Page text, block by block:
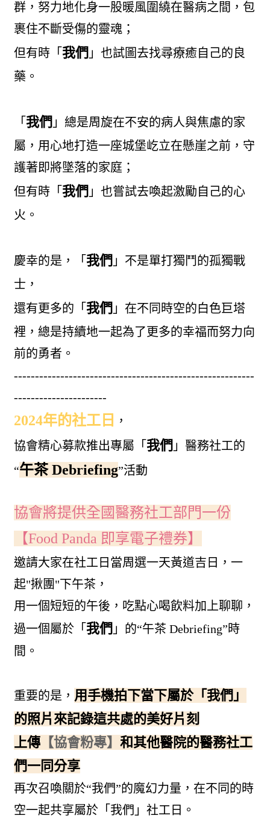
群，努力地化身一股暖風圍繞在醫病之間，包
裹住不斷受傷的靈魂；
但有時「 我們 」也試圖去找尋療癒自己的良
藥。
「 我們 」總是周旋在不安的病人與焦慮的家
屬，用心地打造一座城堡屹立在懸崖之前，守
護著即將墜落的家庭；
但有時「 我們 」也嘗試去喚起激勵自己的心
火。
慶幸的是，「 我們 」不是單打獨鬥的孤獨戰
士，
還有更多的「 我們 」 在不同時空的白色巨塔
裡，總是持續地一起為了更多的幸福而努力向
前的勇者。
---------------------------------------------------------
----------------------
2024年的社工日
，
協會精心募款推出專屬「 我們 」醫務社工的
“午茶 Debriefing”活動
協會將提供全國醫務社工部門一份
【Food Panda 即享電子禮券】
邀請大家在社工日當周選一天黃道吉日，一
起"揪團"下午茶，
用一個短短的午後，吃點心喝飲料加上聊聊，
過一個屬於「 我們 」的“午茶 Debriefing”時
間。
重要的是， 用手機拍下當下屬於「我們」
的照片來記錄這共處的美好片刻
上傳 【協會粉專】 和其他醫院的醫務社工
們一同分享
再次召喚關於“我們”的魔幻力量，在不同的時
空一起共享屬於「我們」社工日。